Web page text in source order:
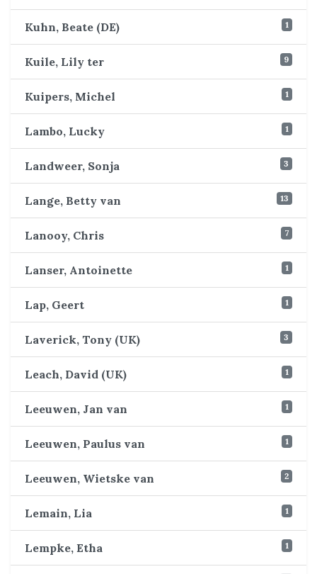
Kuhn, Beate (DE) 1
Kuile, Lily ter 9
Kuipers, Michel 1
Lambo, Lucky 1
Landweer, Sonja 3
Lange, Betty van 13
Lanooy, Chris 7
Lanser, Antoinette 1
Lap, Geert 1
Laverick, Tony (UK) 3
Leach, David (UK) 1
Leeuwen, Jan van 1
Leeuwen, Paulus van 1
Leeuwen, Wietske van 2
Lemain, Lia 1
Lempke, Etha 1